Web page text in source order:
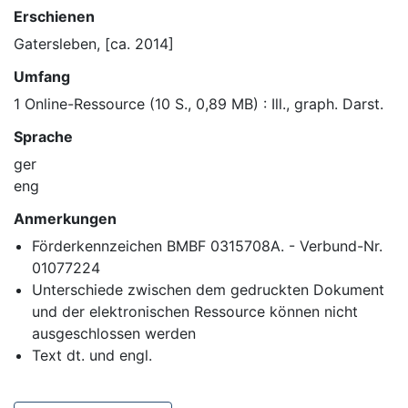
Erschienen
Gatersleben, [ca. 2014]
Umfang
1 Online-Ressource (10 S., 0,89 MB) : Ill., graph. Darst.
Sprache
ger
eng
Anmerkungen
Förderkennzeichen BMBF 0315708A. - Verbund-Nr.
01077224
Unterschiede zwischen dem gedruckten Dokument
und der elektronischen Ressource können nicht
ausgeschlossen werden
Text dt. und engl.